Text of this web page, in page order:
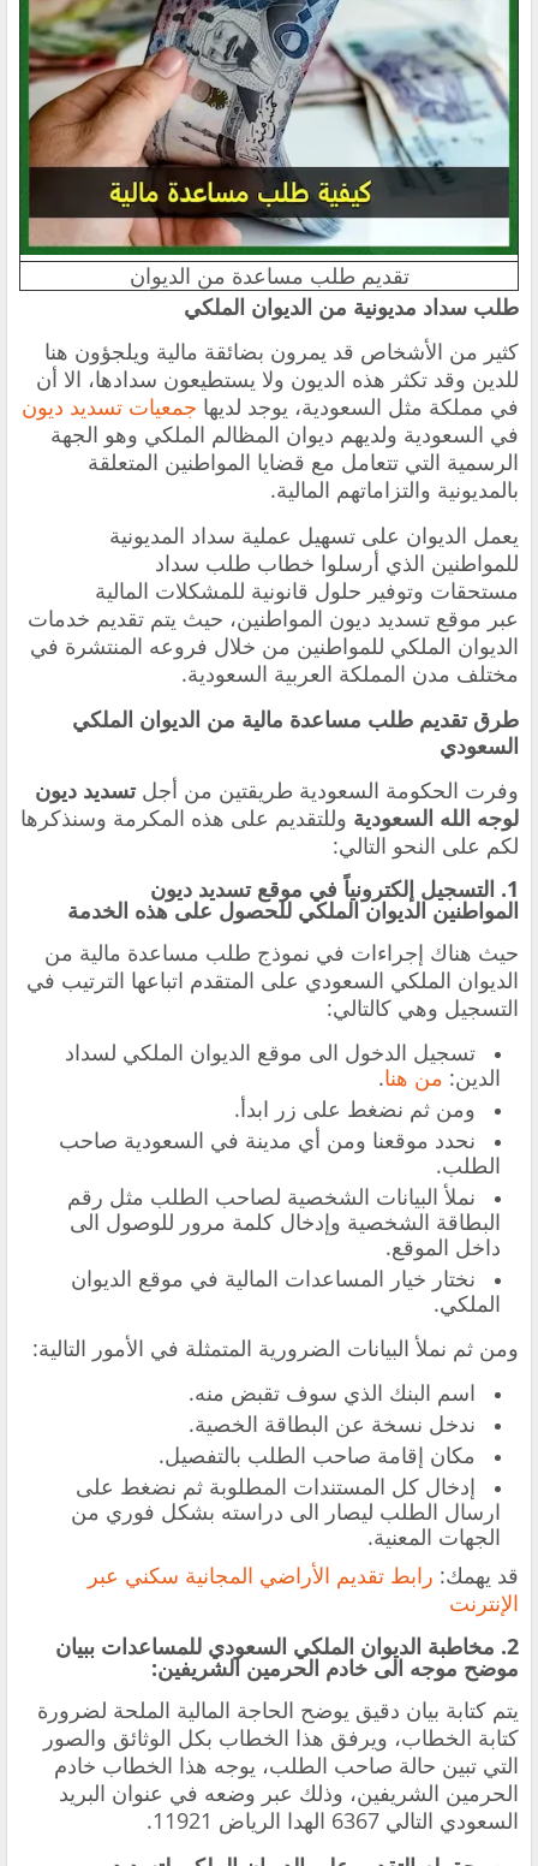
تقديم طلب مساعدة من الديوان
طلب سداد مديونية من الديوان الملكي
كثير من الأشخاص قد يمرون بضائقة مالية ويلجؤون هنا
للدين وقد تكثر هذه الديون ولا يستطيعون سدادها، الا أن
في مملكة مثل السعودية، يوجد لديها جمعيات تسديد ديون
في السعودية ولديهم ديوان المظالم الملكي وهو الجهة
الرسمية التي تتعامل مع قضايا المواطنين المتعلقة
بالمديونية والتزاماتهم المالية.
يعمل الديوان على تسهيل عملية سداد المديونية
للمواطنين الذي أرسلوا خطاب طلب سداد
مستحقات وتوفير حلول قانونية للمشكلات المالية
عبر موقع تسديد ديون المواطنين، حيث يتم تقديم خدمات
الديوان الملكي للمواطنين من خلال فروعه المنتشرة في
مختلف مدن المملكة العربية السعودية.
طرق تقديم طلب مساعدة مالية من الديوان الملكي
السعودي
وفرت الحكومة السعودية طريقتين من أجل تسديد ديون
لوجه الله السعودية وللتقديم على هذه المكرمة وسنذكرها
لكم على النحو التالي:
1. التسجيل إلكترونياً في موقع تسديد ديون
المواطنين الديوان الملكي للحصول على هذه الخدمة
حيث هناك إجراءات في نموذج طلب مساعدة مالية من
الديوان الملكي السعودي على المتقدم اتباعها الترتيب في
التسجيل وهي كالتالي:
تسجيل الدخول الى موقع الديوان الملكي لسداد
الدين: من هنا.
ومن ثم نضغط على زر ابدأ.
نحدد موقعنا ومن أي مدينة في السعودية صاحب
الطلب.
نملأ البيانات الشخصية لصاحب الطلب مثل رقم
البطاقة الشخصية وإدخال كلمة مرور للوصول الى
داخل الموقع.
نختار خيار المساعدات المالية في موقع الديوان
الملكي.
ومن ثم نملأ البيانات الضرورية المتمثلة في الأمور التالية:
اسم البنك الذي سوف تقبض منه.
ندخل نسخة عن البطاقة الخصية.
مكان إقامة صاحب الطلب بالتفصيل.
إدخال كل المستندات المطلوبة ثم نضغط على
ارسال الطلب ليصار الى دراسته بشكل فوري من
الجهات المعنية.
قد يهمك: رابط تقديم الأراضي المجانية سكني عبر
الإنترنت
2. مخاطبة الديوان الملكي السعودي للمساعدات ببيان
موضح موجه الى خادم الحرمين الشريفين:
يتم كتابة بيان دقيق يوضح الحاجة المالية الملحة لضرورة
كتابة الخطاب، ويرفق هذا الخطاب بكل الوثائق والصور
التي تبين حالة صاحب الطلب، يوجه هذا الخطاب خادم
الحرمين الشريفين، وذلك عبر وضعه في عنوان البريد
السعودي التالي 6367 الهدا الرياض 11921.